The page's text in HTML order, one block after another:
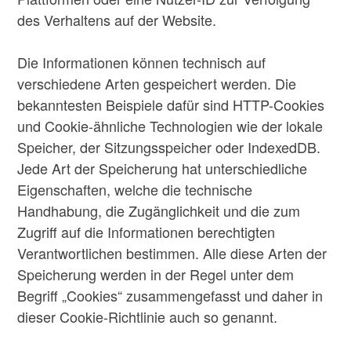
des Verhaltens auf der Website.
Die Informationen können technisch auf
verschiedene Arten gespeichert werden. Die
bekanntesten Beispiele dafür sind HTTP-Cookies
und Cookie-ähnliche Technologien wie der lokale
Speicher, der Sitzungsspeicher oder IndexedDB.
Jede Art der Speicherung hat unterschiedliche
Eigenschaften, welche die technische
Handhabung, die Zugänglichkeit und die zum
Zugriff auf die Informationen berechtigten
Verantwortlichen bestimmen. Alle diese Arten der
Speicherung werden in der Regel unter dem
Begriff „Cookies“ zusammengefasst und daher in
dieser Cookie-Richtlinie auch so genannt.